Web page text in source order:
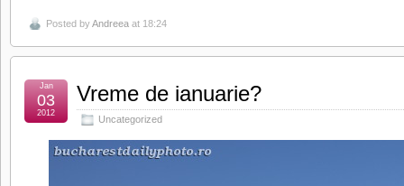
Posted byAndreea at 18:24
Vreme de ianuarie?
Uncategorized
Jan
03
2012